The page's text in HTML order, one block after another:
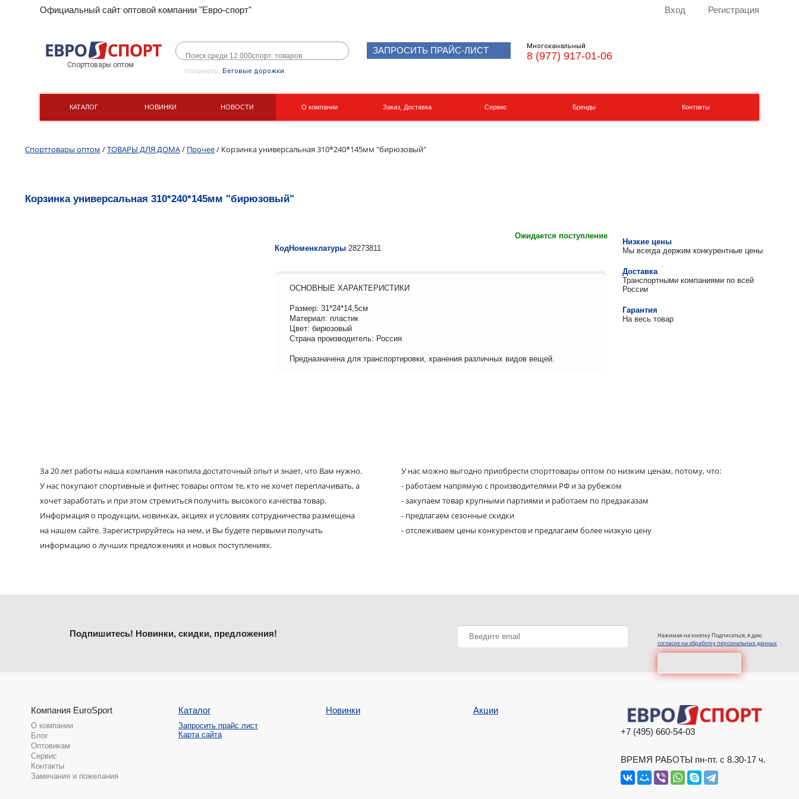
Официальный сайт оптовой компании "Евро-спорт" Вход Регистрация
Спорттовары оптом
Например, Беговые дорожки
ЗАПРОСИТЬ ПРАЙС-ЛИСТ Многоканальный
8 (977) 917-01-06
КАТАЛОГ НОВИНКИ НОВОСТИ О компании Заказ, Доставка Сервис Бренды Контакты
Спорттовары оптом /ТОВАРЫ ДЛЯ ДОМА/ Прочее/ Корзинка универсальная 310*240*145мм "бирюзовый"
Корзинка универсальная 310*240*145мм "бирюзовый"
Ожидается поступление
КодНоменклатуры 28273811
ОСНОВНЫЕ ХАРАКТЕРИСТИКИ
Размер: 31*24*14,5см
Материал: пластик
Цвет: бирюзовый
Страна производитель: Россия
Предназначена для транспортировки, хранения различных видов вещей.
Низкие цены
Мы всегда держим конкурентные цены
Доставка
Транспортными компаниями по всей
России
Гарантия
На весь товар
За 20 лет работы наша компания накопила достаточный опыт и знает, что Вам нужно.
У нас покупают спортивные и фитнес товары оптом те, кто не хочет переплачивать, а
хочет заработать и при этом стремиться получить высокого качества товар.
Информация о продукции, новинках, акциях и условиях сотрудничества размещена
на нашем сайте. Зарегистрируйтесь на нем, и Вы будете первыми получать
информацию о лучших предложениях и новых поступлениях.
У нас можно выгодно приобрести спорттовары оптом по низким ценам, потому, что:
- работаем напрямую с производителями РФ и за рубежом
- закупаем товар крупными партиями и работаем по предзаказам
- предлагаем сезонные скидки
- отслеживаем цены конкурентов и предлагаем более низкую цену
Нажимая на кнопку Подписаться, я даю
согласие на обработку персональных данных
Подпишитесь! Новинки, скидки, предложения!
Компания EuroSport
О компании
Блог
Оптовикам
Сервис
Контакты
Замечания и пожелания
Каталог
Запросить прайс лист
Карта сайта
Новинки Акции
+7 (495) 660-54-03
ВРЕМЯ РАБОТЫ пн-пт. с 8.30-17 ч.